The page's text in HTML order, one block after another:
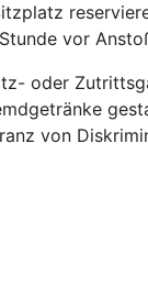
vor
oder
von